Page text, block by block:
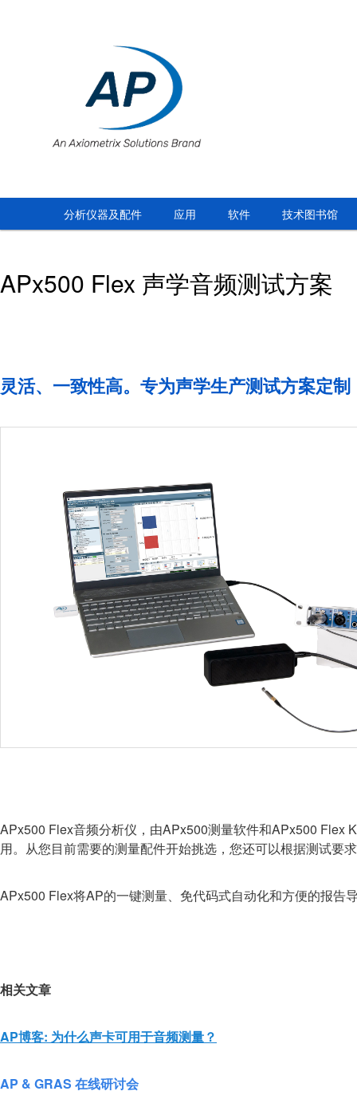
分析仪器及配件 应用 软件 技术图书馆
APx500 Flex 声学音频测试方案
灵活、一致性高。专为声学生产测试方案定
APx500 Flex音频分析仪，由APx500测量软件和APx500 Flex
用。从您目前需要的测量配件开始挑选，您还可以根据测试要
APx500 Flex将AP的一键测量、免代码式自动化和方便的报告
相关文章
AP博客: 为什么声卡可用于音频测量？
AP & GRAS 在线研讨会